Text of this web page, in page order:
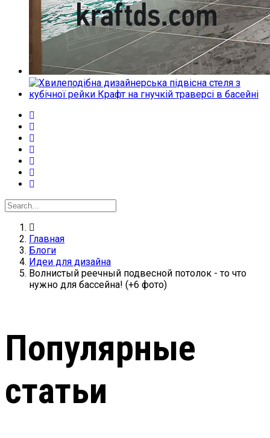
Главная
Блоги
Идеи для дизайна
Волнистый реечный подвесной потолок - то что
нужно для бассейна! (+6 фото)
Популярные
статьи